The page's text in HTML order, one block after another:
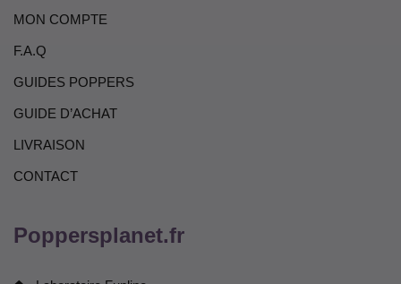
MON COMPTE
F.A.Q
GUIDES POPPERS
GUIDE D’ACHAT
LIVRAISON
CONTACT
Poppersplanet.fr